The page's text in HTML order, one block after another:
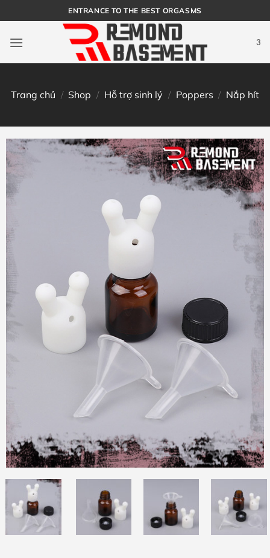
qua
nội
ENTRANCE TO THE BEST ORGASMS
3
Trang chủ / Shop / Hỗ trợ sinh lý / Poppers / Nắp hít